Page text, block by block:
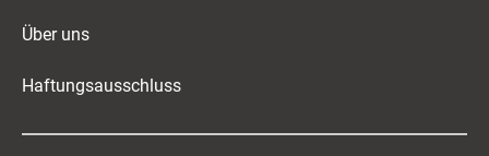
Über uns
Haftungsausschluss